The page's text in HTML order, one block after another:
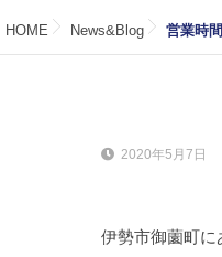
HOME News&Blog 営業時
2020年5月7日
伊勢市御薗町に